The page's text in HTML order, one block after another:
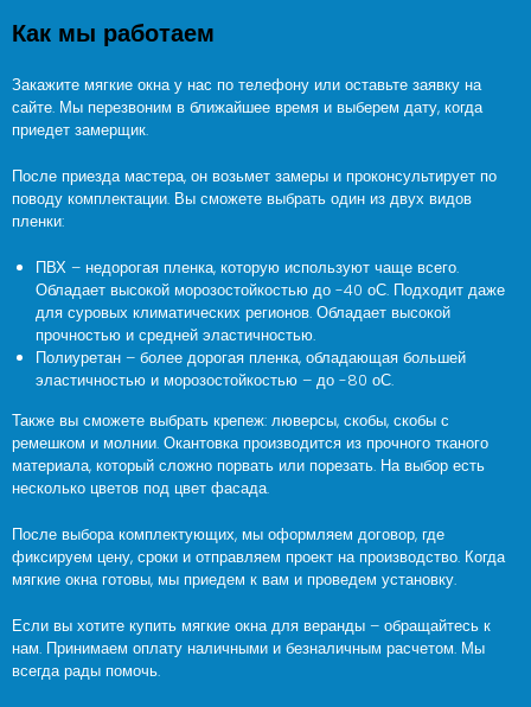
Как мы работаем
Закажите мягкие окна у нас по телефону или оставьте заявку на
сайте. Мы перезвоним в ближайшее время и выберем дату, когда
приедет замерщик.
После приезда мастера, он возьмет замеры и проконсультирует по
поводу комплектации. Вы сможете выбрать один из двух видов
пленки:
ПВХ – недорогая пленка, которую используют чаще всего.
Обладает высокой морозостойкостью до -40 оС. Подходит даже
для суровых климатических регионов. Обладает высокой
прочностью и средней эластичностью.
Полиуретан – более дорогая пленка, обладающая большей
эластичностью и морозостойкостью – до -80 оС.
Также вы сможете выбрать крепеж: люверсы, скобы, скобы с
ремешком и молнии. Окантовка производится из прочного тканого
материала, который сложно порвать или порезать. На выбор есть
несколько цветов под цвет фасада.
После выбора комплектующих, мы оформляем договор, где
фиксируем цену, сроки и отправляем проект на производство. Когда
мягкие окна готовы, мы приедем к вам и проведем установку.
Если вы хотите купить мягкие окна для веранды – обращайтесь к
нам. Принимаем оплату наличными и безналичным расчетом. Мы
всегда рады помочь.